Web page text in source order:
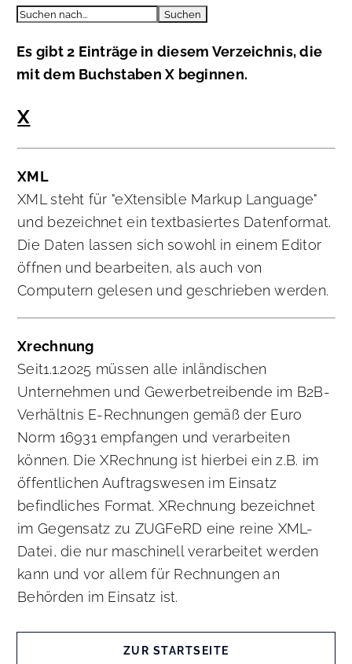
Es gibt 2 Einträge in diesem Verzeichnis, die
mit dem Buchstaben X beginnen.
X
XML
XML steht für "eXtensible Markup Language"
und bezeichnet ein textbasiertes Datenformat.
Die Daten lassen sich sowohl in einem Editor
öffnen und bearbeiten, als auch von
Computern gelesen und geschrieben werden.
Xrechnung
Seit1.1.2025 müssen alle inländischen
Unternehmen und Gewerbetreibende im B2B-
Verhältnis E-Rechnungen gemäß der Euro
Norm 16931 empfangen und verarbeiten
können. Die XRechnung ist hierbei ein z.B. im
öffentlichen Auftragswesen im Einsatz
befindliches Format. XRechnung bezeichnet
im Gegensatz zu ZUGFeRD eine reine XML-
Datei, die nur maschinell verarbeitet werden
kann und vor allem für Rechnungen an
Behörden im Einsatz ist.
ZUR STARTSEITE